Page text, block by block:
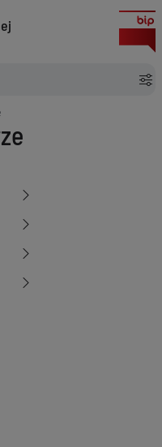
w Gołdapi